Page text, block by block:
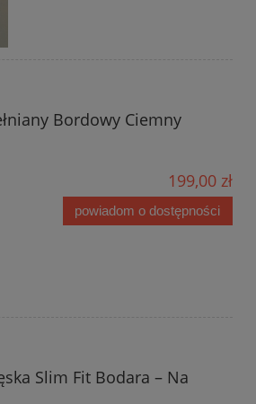
Bordowy Ciemny
199,00 zł
powiadom o dostępności
Slim Fit Bodara – Na